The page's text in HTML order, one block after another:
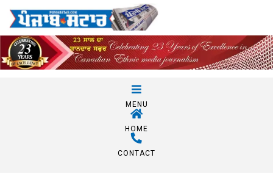
MENU
HOME
CONTACT